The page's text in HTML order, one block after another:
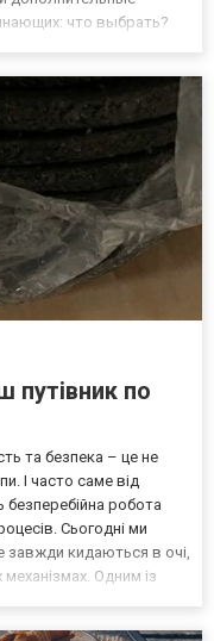
что выбрать?
путівник по
та безпека – це не
І часто саме від
робота
Сьогодні ми
завжди кидаються в очі,
Одним із